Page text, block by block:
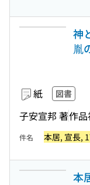
神
胤
紙 図書
子安宣邦 著作
件名 本居, 宣長,
本